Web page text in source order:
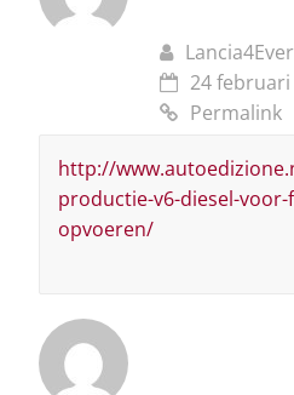
Lancia4Ever
24 februari
Permalink
http://
productie-v6-diesel-
opvoeren/